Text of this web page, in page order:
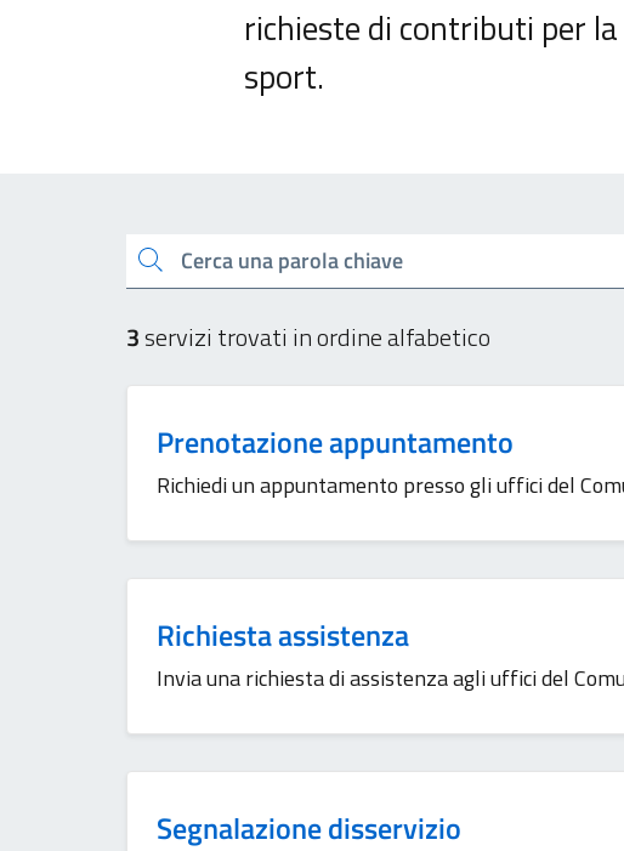
richieste di contributi per
sport.
Cerca una parola chiave
3servizi trovati in ordine alfabetico
Prenotazione appuntamento
Richiedi un appuntamento presso gli uffici del
Richiesta assistenza
Invia una richiesta di assistenza agli uffici del
Segnalazione disservizio